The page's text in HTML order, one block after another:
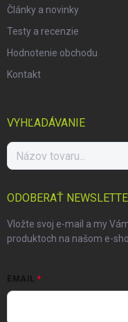
Články a novinky
Testy a recenzie
Hodnotenie obchodu
Kontakt
VYHĽADÁVANIE
ODOBERAŤ
Vložte svoj e-mail a my
produktoch na našom e-
EMAIL